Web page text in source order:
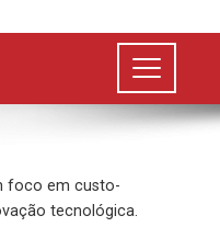
foco em custo-
tecnológica.